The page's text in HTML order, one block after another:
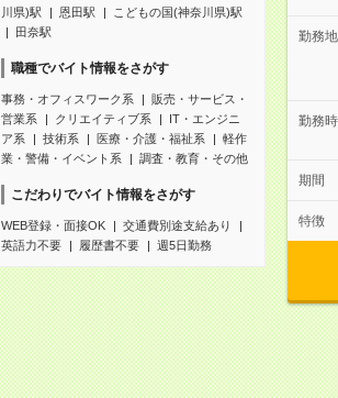
川県)駅
恩田駅
こどもの国(神奈川県)駅
田奈駅
職種でバイト情報をさがす
事務・オフィスワーク系
販売・サービス・
営業系
クリエイティブ系
IT・エンジニ
ア系
技術系 医療・介護・福祉系
軽作
業・警備・イベント系
調査・教育・その他
こだわりでバイト情報をさがす
WEB登録・面接OK
交通費別途支給あり
英語力不要
履歴書不要 週5日勤務
勤務地
勤務
期間
特徴